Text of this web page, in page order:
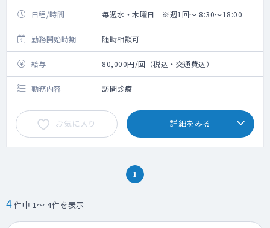
日程/時間 毎週水・木曜日 ※週1回～ 8:30～18:00
勤務開始時期 随時相談可
給与 80,000円/回（税込・交通費込）
勤務内容 訪問診療
お気に入り 詳細をみる
1
4件中 1～ 4件を表示